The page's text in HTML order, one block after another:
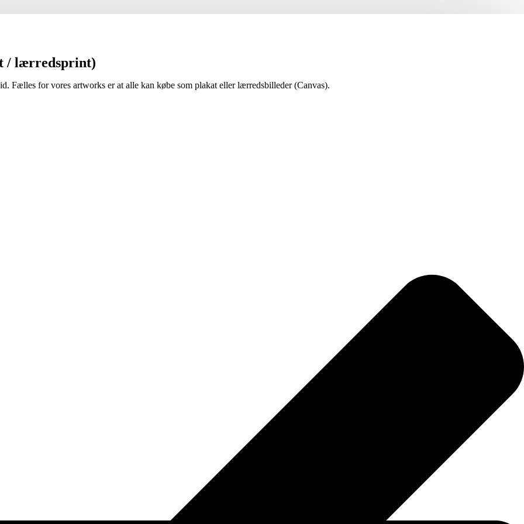
/ lærredsprint)
Fælles for vores artworks er at alle kan købe som plakat eller lærredsbilleder (Canvas).